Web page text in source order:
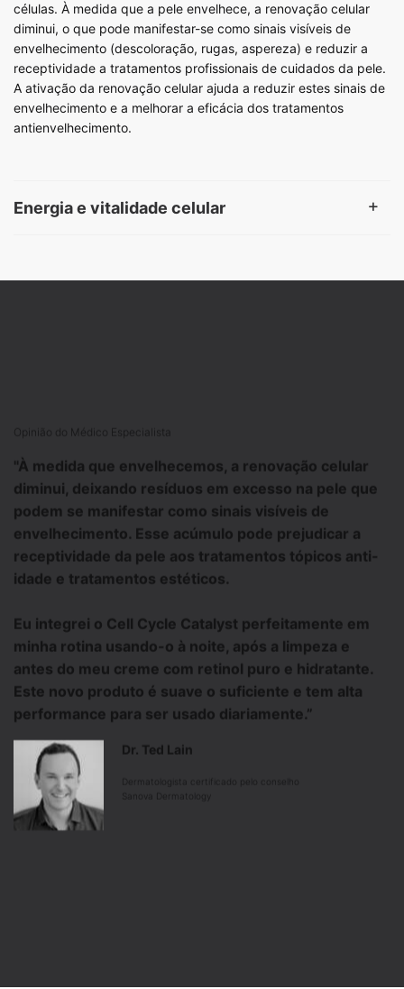
células. À medida que a pele envelhece, a renovação celular
diminui, o que pode manifestar-se como sinais visíveis de
envelhecimento (descoloração, rugas, aspereza) e reduzir a
receptividade a tratamentos profissionais de cuidados da pele.
A ativação da renovação celular ajuda a reduzir estes sinais de
envelhecimento e a melhorar a eficácia dos tratamentos
antienvelhecimento.​
Energia e vitalidade celular​
Opinião do Médico Especialista
"À medida que envelhecemos, a renovação celular
diminui, deixando resíduos em excesso na pele que
podem se manifestar como sinais visíveis de
envelhecimento. Esse acúmulo pode prejudicar a
receptividade da pele aos tratamentos tópicos anti-
idade e tratamentos estéticos. ​​
Eu integrei o Cell Cycle Catalyst perfeitamente em
minha rotina usando-o à noite, após a limpeza e
antes do meu creme com retinol puro e hidratante.
Este novo produto é suave o suficiente e tem alta
performance para ser usado diariamente.”
Dr. Ted Lain
Dermatologista certificado pelo conselho​
Sanova Dermatology